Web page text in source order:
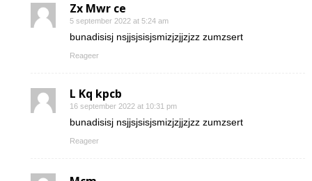
Zx Mwr ce
5 september 2022 at 5:24 am
bunadisisj nsjjsjsisjsmizjzjjzjzz zumzsert
Reageer
L Kq kpcb
16 september 2022 at 10:31 pm
bunadisisj nsjjsjsisjsmizjzjjzjzz zumzsert
Reageer